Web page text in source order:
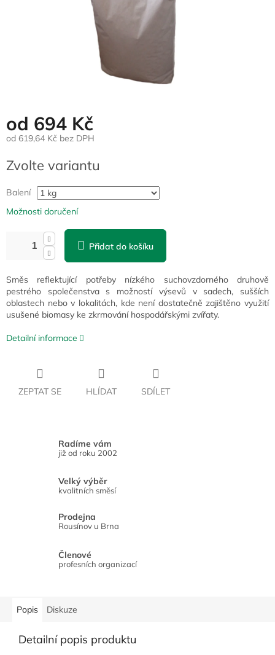
od 694 Kč
od 619,64 Kč bez DPH
cena:
Zvolte variantu
Balení
Možnosti doručení
Přidat do košíku
Směs reflektující potřeby nízkého suchovzdorného druhově
pestrého společenstva s možností výsevů v sadech, sušších
oblastech nebo v lokalitách, kde není dostatečně zajištěno využití
usušené biomasy ke zkrmování hospodářskými zvířaty.
Detailní informace
ZEPTAT SE HLÍDAT SDÍLET
Radíme vám
již od roku 2002
Velký výběr
kvalitních směsí
Prodejna
Rousínov u Brna
Členové
profesních organizací
Popis Diskuze
Detailní popis produktu